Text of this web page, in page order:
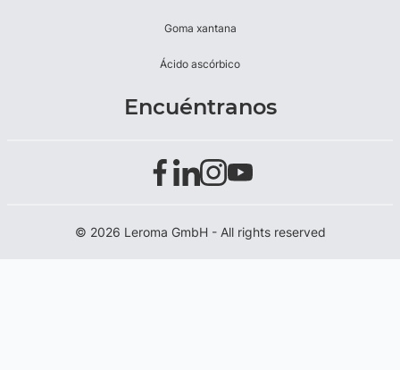
Goma xantana
Ácido ascórbico
Encuéntranos
© 2026 Leroma GmbH - All rights reserved